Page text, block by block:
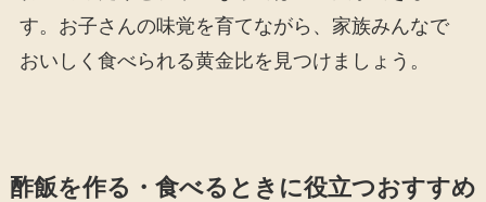
す。お子さんの味覚を育てながら、家族みんなで
おいしく食べられる黄金比を見つけましょう。
酢飯を作る・食べるときに役立つおすすめ